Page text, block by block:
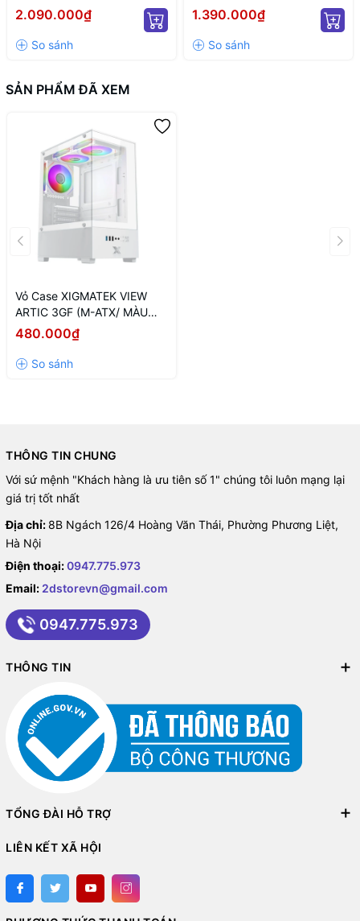
TRẮNG/ ATX)
2.090.000₫ 1.390.000₫
SẢN PHẨM ĐÃ XEM
Vỏ Case XIGMATEK VIEW
ARTIC 3GF (M-ATX/ MÀU
TRẮNG)
480.000₫
THÔNG TIN CHUNG
Với sứ mệnh "Khách hàng là ưu tiên số 1" chúng tôi luôn mạng lại
giá trị tốt nhất
Địa chỉ: 8B Ngách 126/4 Hoàng Văn Thái, Phường Phương Liệt,
Hà Nội
Điện thoại:0947.775.973
Email: 2dstorevn@gmail.com
0947.775.973
THÔNG TIN
TỔNG ĐÀI HỖ TRỢ
LIÊN KẾT XÃ HỘI